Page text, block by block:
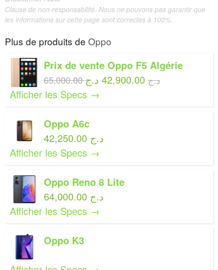
Clause de non-responsabilité. Nous ne pouvons pas garantir que
les informations sur cette page sont correctes à 100%.
Plus de produits de Oppo
Prix de vente Oppo F5 Algérie
65,000.00 د.ج
Afficher les Specs →
Oppo A6c
42,250.00 د.ج
Afficher les Specs →
Oppo Reno 8 Lite
64,000.00 د.ج
Afficher les Specs →
Oppo K3